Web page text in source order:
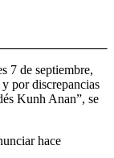
7 de septiembre,
por discrepancias
Kunh Anan”, se
hace